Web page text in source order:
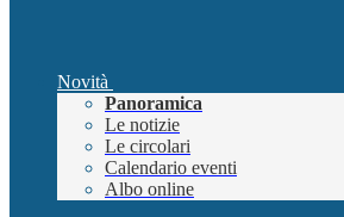
Novità
Panoramica
Le notizie
Le circolari
Calendario eventi
Albo online